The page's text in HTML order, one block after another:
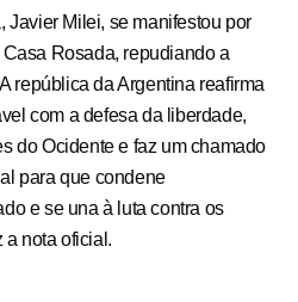
Javier Milei, se manifestou por
Rosada, repudiando a
república da Argentina reafirma
com a defesa da liberdade,
do Ocidente e faz um chamado
para que condene
e se una à luta contra os
a nota oficial.